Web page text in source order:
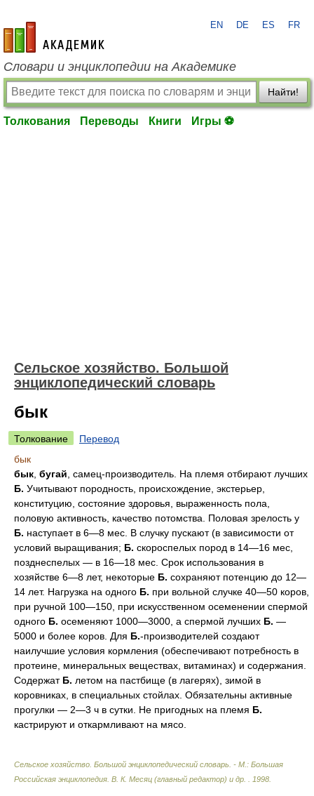
academic.ru
EN DE ES FR
Словари и энциклопедии на Академике
Найти!
Толкования Переводы Книги Игры ⚽
Сельское хозяйство. Большой
энциклопедический словарь
бык
Толкование
Перевод
бык
бык бугай , самец-производитель. На племя отбирают лучших
Б. Учитывают породность, происхождение, экстерьер,
конституцию, состояние здоровья, выраженность пола,
половую активность, качество потомства. Половая зрелость у
Б. наступает в 6—8 мес. В случку пускают (в зависимости от
условий выращивания; Б. скороспелых пород в 14—16 мес,
позднеспелых — в 16—18 мес. Срок использования в
хозяйстве 6—8 лет, некоторые Б. сохраняют потенцию до 12—
14 лет. Нагрузка на одного Б. при вольной случке 40—50 коров,
при ручной 100—150, при искусственном осеменении спермой
одного Б. осеменяют 1000—3000, а спермой лучших Б. —
5000 и более коров. Для Б.-производителей создают
наилучшие условия кормления (обеспечивают потребность в
протеине, минеральных веществах, витаминах) и содержания.
СодержатБ. летом на пастбище (в лагерях), зимой в
коровниках, в специальных стойлах. Обязательны активные
прогулки — 2—3 ч в сутки. Не пригодных на племя Б.
кастрируют и откармливают на мясо.
Сельское хозяйство. Большой энциклопедический словарь. - М.: Большая
Российская энциклопедия В. К. Месяц (главный редактор) и др. 1998